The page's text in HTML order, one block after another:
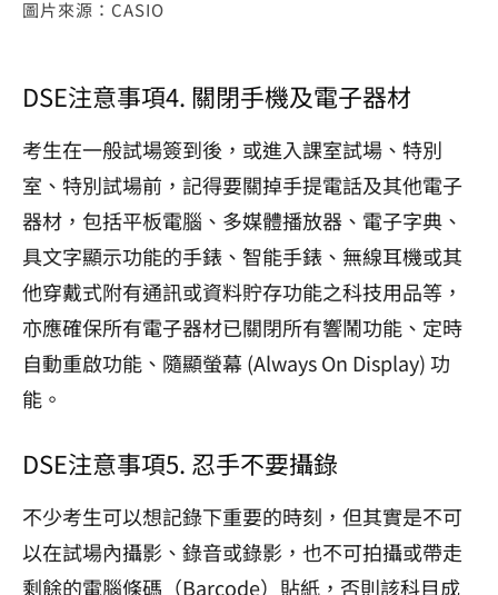
圖片來源：CASIO
DSE注意事項4. 關閉手機及電子器材
考生在一般試場簽到後，或進入課室試場、特別
室、特別試場前，記得要關掉手提電話及其他電子
器材，包括平板電腦、多媒體播放器、電子字典、
具文字顯示功能的手錶、智能手錶、無線耳機或其
他穿戴式附有通訊或資料貯存功能之科技用品等，
亦應確保所有電子器材已關閉所有響鬧功能、定時
自動重啟功能、隨顯螢幕 (Always On Display) 功
能。
DSE注意事項5. 忍手不要攝錄
不少考生可以想記錄下重要的時刻，但其實是不可
以在試場內攝影、錄音或錄影，也不可拍攝或帶走
剩餘的電腦條碼（Barcode）貼紙，否則該科目成